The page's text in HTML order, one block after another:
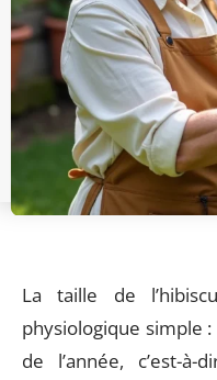
La taille de
physiologique simple
de l’année, c’est-